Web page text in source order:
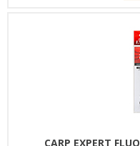
CARP EXPERT